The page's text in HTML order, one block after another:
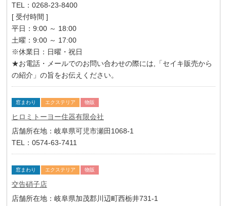
TEL：0268-23-8400
[ 受付時間 ]
平日：9:00 ～ 18:00
土曜：9:00 ～ 17:00
※休業日：日曜・祝日
★お電話・メールでのお問い合わせの際には,「セイキ販売から
の紹介」の旨をお伝えください。
窓まわり エクステリア 物販
ヒロミトーヨー住器有限会社
店舗所在地：岐阜県可児市瀬田1068-1
TEL：0574-63-7411
窓まわり エクステリア 物販
交告硝子店
店舗所在地：岐阜県加茂郡川辺町西栃井731-1